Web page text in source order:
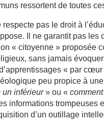
ressortent de toutes
respecte pas le droit à
Il ne garantit pas
« citoyenne » proposée
sans jamais
« par
peu propice à
un inférieur» ou «
informations trompeuses
d’un outillage